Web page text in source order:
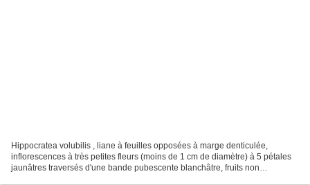
Hippocratea volubilis , liane à feuilles opposées à marge denticulée,
inflorescences à très petites fleurs (moins de 1 cm de diamètre) à 5 pétales
jaunâtres traversés d'une bande pubescente blanchâtre, fruits non